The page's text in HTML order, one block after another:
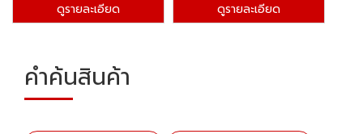
ดูรายละเอียด ดูรายละเอียด
คำค้นสินค้า